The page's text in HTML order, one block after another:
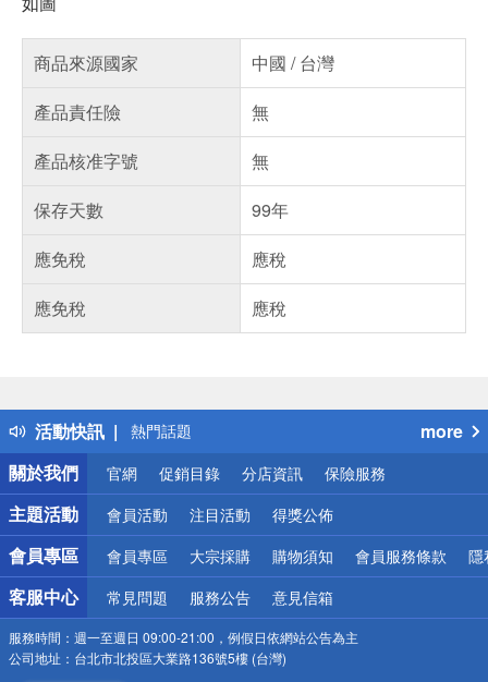
商品來源國家
中國 / 台灣
產品責任險
無
產品核准字號
無
保存天數
99年
應免稅
應稅
應免稅
應稅
活動快訊
得獎公告
熱門話題
銀行優惠
偏遠地區配送
詐騙網頁！請小心！
more
關於我們
官網 促銷目錄 分店資訊 保險服務
主題活動 會員活動 注目活動 得獎公佈
會員專區 會員專區 大宗採購 購物須知 會員服務條款 隱
客服中心 常見問題 服務公告 意見信箱
服務時間： 週一至週日 09:00-21:00，例假日依網站公告為主
公司地址： 台北市北投區大業路136號5樓 (台灣)